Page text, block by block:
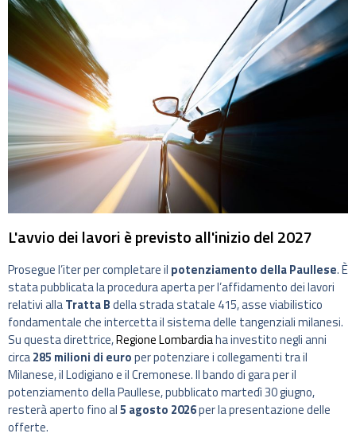
L'avvio dei lavori è previsto all'inizio del 2027
Prosegue l’iter per completare il potenziamento della Paullese. È
stata pubblicata la procedura aperta per l’affidamento dei lavori
relativi allaTratta Bdella strada statale 415, asse viabilistico
fondamentale che intercetta il sistema delle tangenziali milanesi.
Su questa direttrice,Regione Lombardiaha investito negli anni
circa285 milioni di europer potenziare i collegamenti tra il
Milanese, il Lodigiano e il Cremonese. Il bando di gara per il
potenziamento della Paullese, pubblicato martedì 30 giugno,
resterà aperto fino al5 agosto 2026per la presentazione delle
offerte.